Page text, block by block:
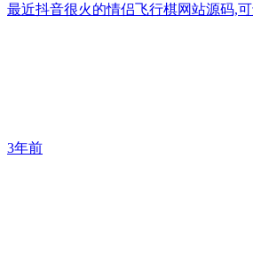
最近抖音很火的情侣飞行棋网站源码,
3年前